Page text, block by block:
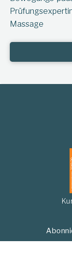
Massage